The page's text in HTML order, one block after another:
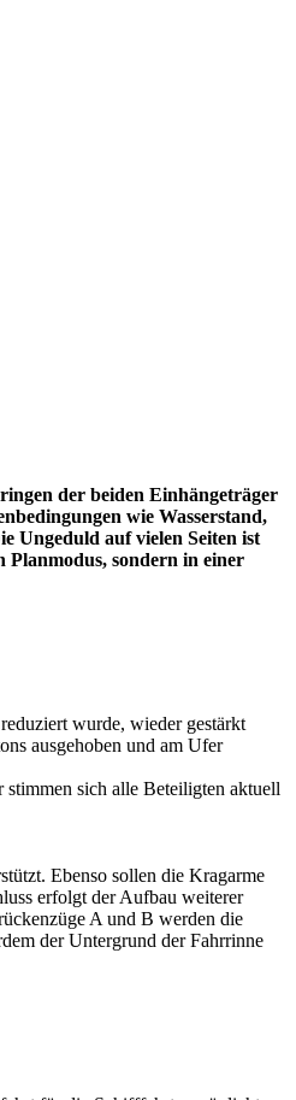
der beiden Einhängeträger
wie Wasserstand,
Ungeduld auf vielen Seiten ist
Planmodus, sondern in einer
wurde, wieder gestärkt
ausgehoben und am Ufer
sich alle Beteiligten aktuell
Ebenso sollen die Kragarme
erfolgt der Aufbau weiterer
A und B werden die
der Untergrund der Fahrrinne